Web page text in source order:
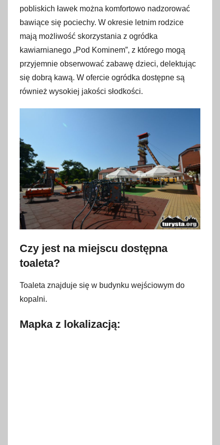
pobliskich ławek można komfortowo nadzorować
bawiące się pociechy. W okresie letnim rodzice
mają możliwość skorzystania z ogródka
kawiarnianego „Pod Kominem”, z którego mogą
przyjemnie obserwować zabawę dzieci, delektując
się dobrą kawą. W ofercie ogródka dostępne są
również wysokiej jakości słodkości.
Czy jest na miejscu dostępna
toaleta?
Toaleta znajduje się w budynku wejściowym do
kopalni.
Mapka z lokalizacją: